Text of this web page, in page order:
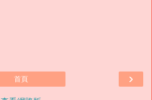
›
首頁